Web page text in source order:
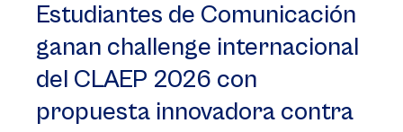
Estudiantes de Comunicación
ganan challenge internacional
del CLAEP 2026 con
propuesta innovadora contra